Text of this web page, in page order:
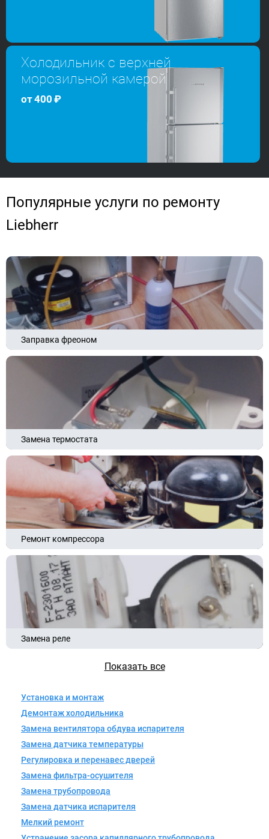
Холодильник с верхней
морозильной камерой
от400 ₽
Популярные услуги по ремонту
Liebherr
Заправка фреоном
Замена термостата
Ремонт компрессора
Замена реле
Показать все
Установка и монтаж
Демонтаж холодильника
Замена вентилятора обдува испарителя
Замена датчика температуры
Регулировка и перенавес дверей
Замена фильтра-осушителя
Замена трубопровода
Замена датчика испарителя
Мелкий ремонт